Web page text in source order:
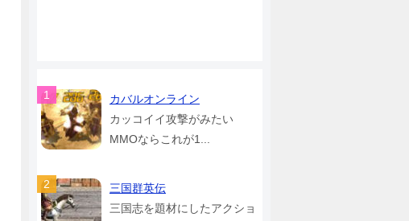
カバルオンライン
カッコイイ攻撃がみたい
MMOならこれが1...
三国群英伝
三国志を題材にしたアクショ